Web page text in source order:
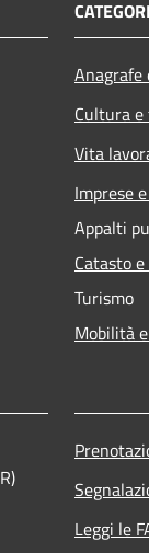
Cultura
Vita
Imprese
Appalti
Catasto
Turismo
Mobilità
Leggi le